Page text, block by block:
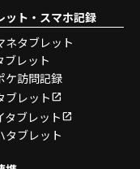
ット・スマホ記録
ネタブレット
ブレット
ケ訪問記録
ブレット
タブレット
タブレット